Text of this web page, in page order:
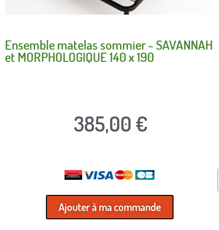
Ensemble matelas sommier - SAVANNAH
et MORPHOLOGIQUE 140 x 190
385,00 €
Ajouter à ma commande